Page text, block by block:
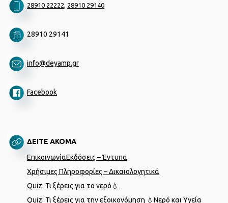
28910 22222, 28910 29140
28910 29141
info@deyamp.gr
Facebook
ΔΕΙΤΕ ΑΚΟΜΑ
ΕπικοινωνίαΕκδόσεις – Έντυπα
Χρήσιμες Πληροφορίες – Δικαιολογητικά
Quiz: Τι ξέρεις για το νερό💧
Quiz: Τι ξέρεις για την εξοικονόμηση 💧 Νερό και Υγεία